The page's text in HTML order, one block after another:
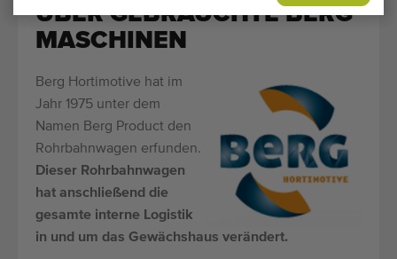
ÜBER GEBRAUCHTE BERG
MASCHINEN
Berg Hortimotive hat im
Jahr 1975 unter dem
Namen Berg Product den
Rohrbahnwagen erfunden.
Dieser Rohrbahnwagen
hat anschließend die
gesamte interne Logistik
in und um das Gewächshaus verändert.